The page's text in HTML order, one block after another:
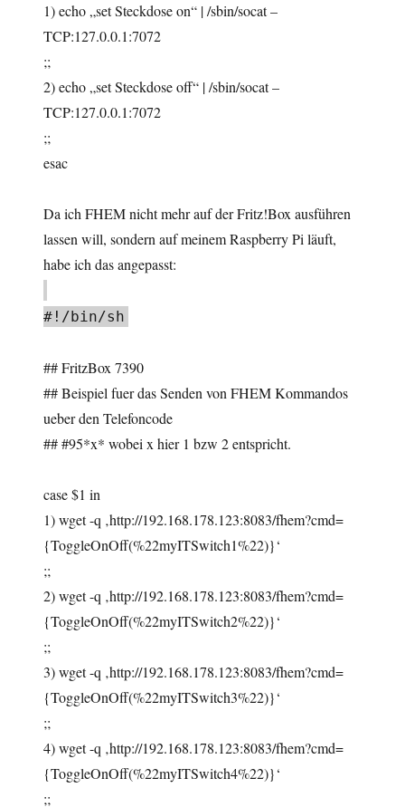
1) echo „set Steckdose on“ | /sbin/socat –
TCP:127.0.0.1:7072
;;
2) echo „set Steckdose off“ | /sbin/socat –
TCP:127.0.0.1:7072
;;
esac
Da ich FHEM nicht mehr auf der Fritz!Box ausführen
lassen will, sondern auf meinem Raspberry Pi läuft,
habe ich das angepasst:
#!/bin/sh
## FritzBox 7390
## Beispiel fuer das Senden von FHEM Kommandos
ueber den Telefoncode
## #95*x* wobei x hier 1 bzw 2 entspricht.
case $1 in
1) wget -q ‚http://192.168.178.123:8083/fhem?cmd=
{ToggleOnOff(%22myITSwitch1%22)}‘
;;
2) wget -q ‚http://192.168.178.123:8083/fhem?cmd=
{ToggleOnOff(%22myITSwitch2%22)}‘
;;
3) wget -q ‚http://192.168.178.123:8083/fhem?cmd=
{ToggleOnOff(%22myITSwitch3%22)}‘
;;
4) wget -q ‚http://192.168.178.123:8083/fhem?cmd=
{ToggleOnOff(%22myITSwitch4%22)}‘
;;